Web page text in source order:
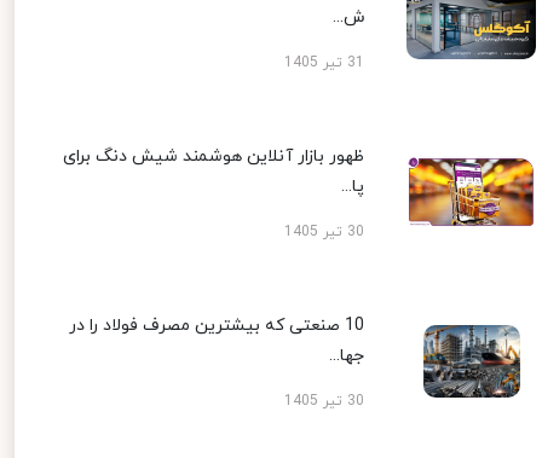
ش...
ظهور بازار آنلاین هوشمند شیش دنگ برای
پا...
30 تیر 1405
10 صنعتی که بیشترین مصرف فولاد را در
جها...
30 تیر 1405